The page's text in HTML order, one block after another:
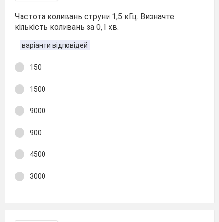
Частота коливань струни 1,5 кГц. Визначте
кількість коливань за 0,1 хв.
варіанти відповідей
150
1500
9000
900
4500
3000